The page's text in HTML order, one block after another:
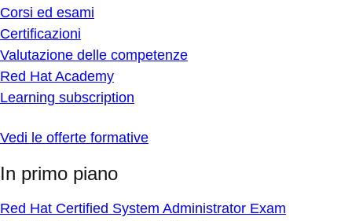
Corsi ed esami
Certificazioni
Valutazione delle competenze
Red Hat Academy
Learning subscription
Vedi le offerte formative
In primo piano
Red Hat Certified System Administrator Exam